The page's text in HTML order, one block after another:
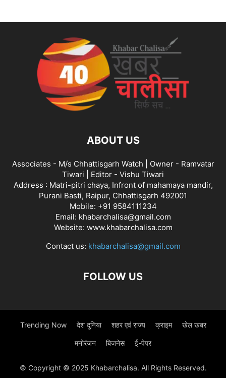
ABOUT US
Associates - M/s Chhattisgarh Watch | Owner - Ramvatar
Tiwari | Editor - Vishu Tiwari
Address : Matri-pitri chaya, Infront of mahamaya mandir,
Purani Basti, Raipur, Chhattisgarh 492001
Mobile: +91 9584111234
Email: khabarchalisa@gmail.com
Website: www.khabarchalisa.com
Contact us: khabarchalisa@gmail.com
FOLLOW US
Trending Now देश दुनिया शहर एवं राज्य क्राइम खेल खबर
मनोरंजन बिजनेस ई-पेपर
© Copyright © 2025 Khabarchalisa. All Rights Reserved.